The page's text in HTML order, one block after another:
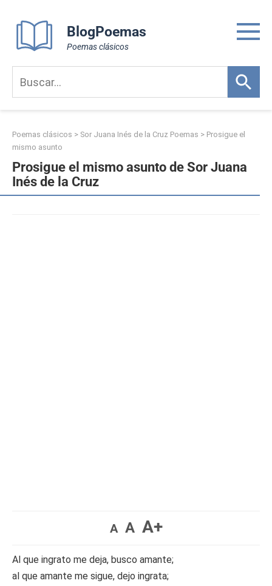
content
BlogPoemas
Poemas clásicos
Poemas clásicos > Sor Juana Inés de la Cruz Poemas > Prosigue el
mismo asunto
Prosigue el mismo asunto de Sor Juana
Inés de la Cruz
A A A+
Al que ingrato me deja, busco amante;
al que amante me sigue, dejo ingrata;